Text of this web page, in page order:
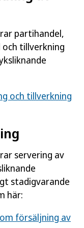
partihandel,
tillverkning
och tillverkning
servering av
stadigvarande
här:
försäljning av